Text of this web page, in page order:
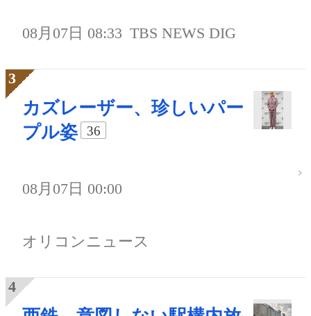
08月07日 08:33 TBS NEWS DIG
カズレーザー、珍しいパー
プル姿
36
08月07日 00:00
オリコンニュース